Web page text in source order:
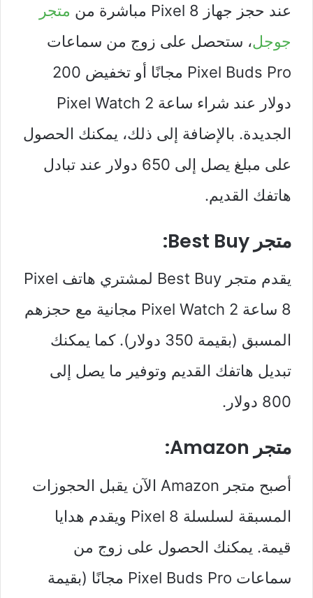
عند حجز جهاز Pixel 8 مباشرة من
متجر
جوجل، ستحصل على زوج من سماعات
Pixel Buds Pro مجانًا أو تخفيض 200
دولار عند شراء ساعة Pixel Watch 2
الجديدة. بالإضافة إلى ذلك، يمكنك الحصول
على مبلغ يصل إلى 650 دولار عند تبادل
هاتفك القديم.
متجر Best Buy:
يقدم متجر Best Buy لمشتري هاتف Pixel
8 ساعة Pixel Watch 2 مجانية مع حجزهم
المسبق (بقيمة 350 دولار). كما يمكنك
تبديل هاتفك القديم وتوفير ما يصل إلى
800 دولار.
متجر Amazon:
أصبح متجر Amazon الآن يقبل الحجوزات
المسبقة لسلسلة Pixel 8 ويقدم هدايا
قيمة. يمكنك الحصول على زوج من
سماعات Pixel Buds Pro مجانًا (بقيمة